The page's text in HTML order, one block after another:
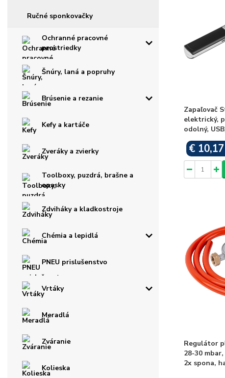
Ručné sponkovačky
Ochranné pracovné
prostriedky
Šnúry, laná a popruhy
Brúsenie a rezanie
Kefy a kartáče
Zveráky a zvierky
Toolboxy, puzdrá, brašne a
opasky
Zdviháky a kladkostroje
Chémia a lepidlá
PNEU prislušenstvo
Vrtáky
Meradlá
Zváranie
Kolieska
Zapaľovač
elektrický,
odolný,
€ 10,17
Regulátor
28-30 mbar,
2x spona,